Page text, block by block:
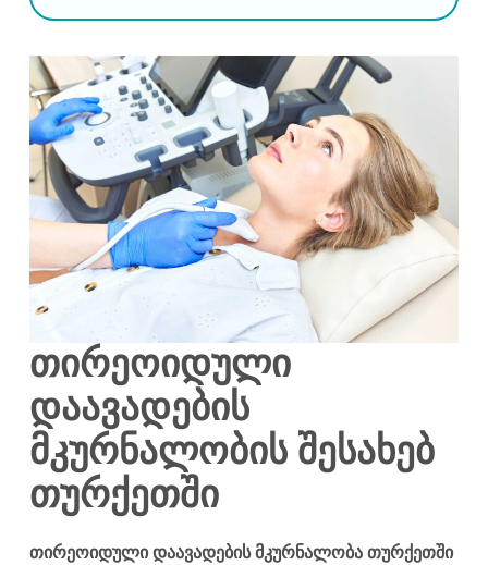
თირეოიდული
დაავადების
მკურნალობის შესახებ
თურქეთში
თირეოიდული დაავადების მკურნალობა თურქეთში